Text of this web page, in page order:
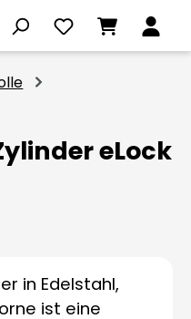
eLock